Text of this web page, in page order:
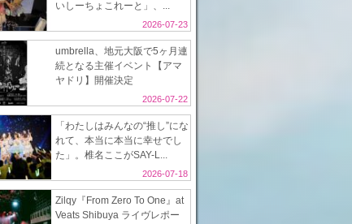
いしーちょこれーと」、...
2026-07-23
umbrella、地元大阪で5ヶ月連
続となる主催イベント【アマ
ヤドリ】開催決定
2026-07-22
「わたしはみんなの“推し”にな
れて、本当に本当に幸せでし
た」。椎名ここがSAY-L...
2026-07-18
Zilqy『From Zero To One』at
Veats Shibuya ライヴレポー